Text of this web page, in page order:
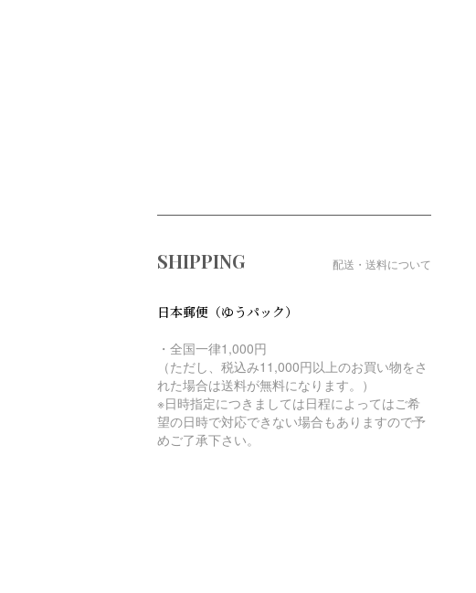
SHIPPING 配送・送料について
日本郵便（ゆうパック）
・全国一律1,000円
（ただし、税込み11,000円以上のお買い物をさ
れた場合は送料が無料になります。）
※日時指定につきましては日程によってはご希
望の日時で対応できない場合もありますので予
めご了承下さい。